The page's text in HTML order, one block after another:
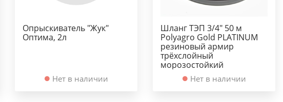
Опрыскиватель "Жук"
Оптима, 2л
Нет в наличии
Шланг ТЭП 3/4" 50 м
Polyagro Gold PLATINUM
резиновый армир
трёхслойный
морозостойкий
Нет в наличии